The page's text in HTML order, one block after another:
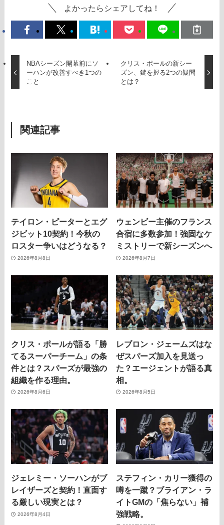
よかったらシェアしてね！
NBAシーズン開幕前にソ
ーハンが改善すべき1つの
こと
クリス・ポールの新シー
ズン、鍵を握る2つの疑問
とは？
関連記事
テイロン・ピーターとエグ
ジビット10契約！今秋の
ロスター争いはどうなる？
2026年8月8日
ウェンビー主催のフランス
合宿に多数参加！強固なケ
ミストリーで新シーズンへ
2026年8月7日
クリス・ポールが語る「勝
てるスーパーチーム」の条
件とは？スパーズが最強の
組織を作る理由。
2026年8月6日
レブロン・ジェームズはな
ぜスパーズ加入を見送っ
た？エージェントが語る真
相。
2026年8月5日
ジェレミー・ソーハンがブ
レイザーズと契約！直面す
る厳しい現実とは？
2026年8月4日
ステフィン・カリー獲得の
噂を一蹴？ブライアン・ラ
イトGMの「焦らない」補
強戦略。